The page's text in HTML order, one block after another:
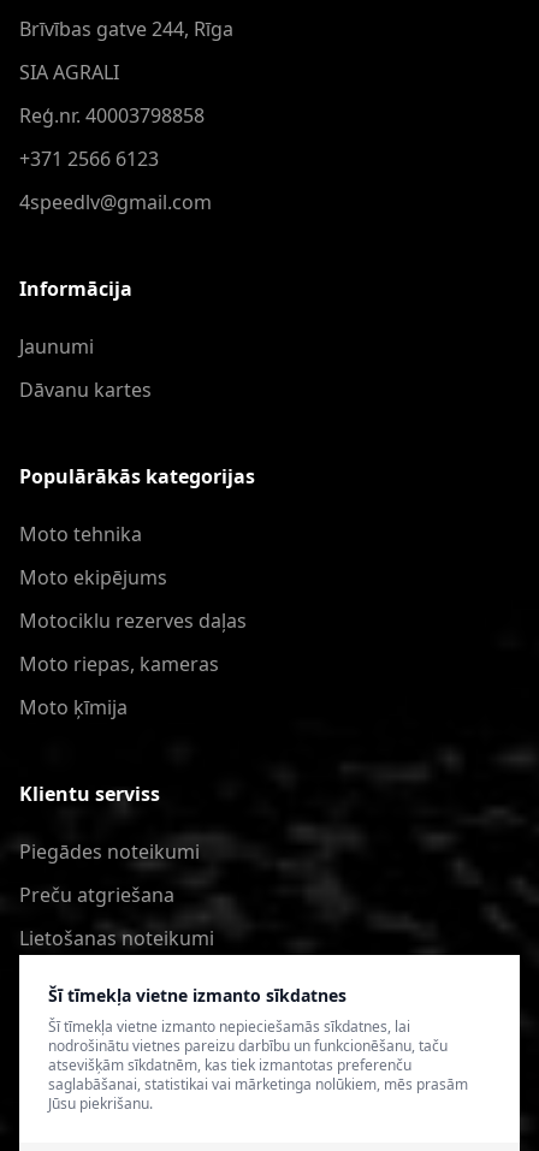
Šī tīmekļa vietne izmanto sīkdatnes
Šī tīmekļa vietne izmanto nepieciešamās sīkdatnes, lai
nodrošinātu vietnes pareizu darbību un funkcionēšanu, taču
atsevišķām sīkdatnēm, kas tiek izmantotas preferenču
saglabāšanai, statistikai vai mārketinga nolūkiem, mēs prasām
Jūsu piekrišanu.
Brīvības gatve 244, Rīga
SIA AGRALI
Reģ.nr. 40003798858
+371 2566 6123
4speedlv@gmail.com
Informācija
Jaunumi
Dāvanu kartes
Populārākās kategorijas
Moto tehnika
Moto ekipējums
Motociklu rezerves daļas
Moto riepas, kameras
Moto ķīmija
Klientu serviss
Piegādes noteikumi
Preču atgriešana
Lietošanas noteikumi
Privātuma politika